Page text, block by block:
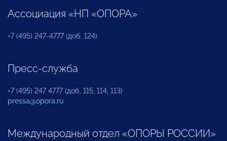
Ассоциация «НП «ОПОРА»
+7 (495) 247-4777 (доб. 124)
Пресс-служба
+7 (495) 247 4777 (доб. 115, 114, 113)
pressa@opora.ru
Международный отдел «ОПОРЫ РОССИИ»